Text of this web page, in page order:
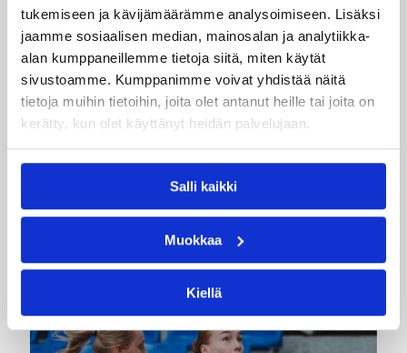
tukemiseen ja kävijämäärämme analysoimiseen. Lisäksi
jaamme sosiaalisen median, mainosalan ja analytiikka-
alan kumppaneillemme tietoja siitä, miten käytät
sivustoamme. Kumppanimme voivat yhdistää näitä
tietoja muihin tietoihin, joita olet antanut heille tai joita on
kerätty, kun olet käyttänyt heidän palvelujaan.
Salli kaikki
Muokkaa
Kiellä
Petteri Koponen
Kategoriat
Katso myös